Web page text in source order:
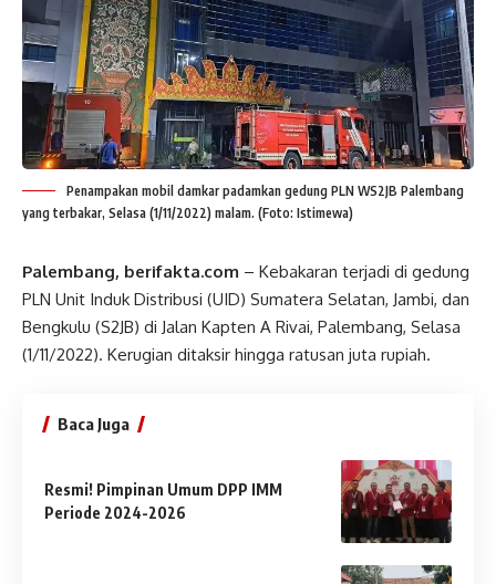
Penampakan mobil damkar padamkan gedung PLN WS2JB Palembang
yang terbakar, Selasa (1/11/2022) malam. (Foto: Istimewa)
Palembang, berifakta.com – Kebakaran terjadi di gedung
PLN Unit Induk Distribusi (UID) Sumatera Selatan, Jambi, dan
Bengkulu (S2JB) di Jalan Kapten A Rivai, Palembang, Selasa
(1/11/2022). Kerugian ditaksir hingga ratusan juta rupiah.
Baca Juga
Resmi! Pimpinan Umum DPP IMM
Periode 2024-2026